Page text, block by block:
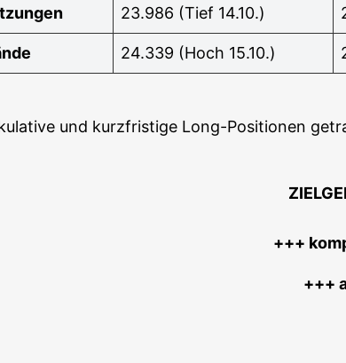
23.986 (Tief 14.10.)
24.339 (Hoch 15.10.)
und kurz­fris­ti­ge Long-Posi­tio­nen
+++
+++